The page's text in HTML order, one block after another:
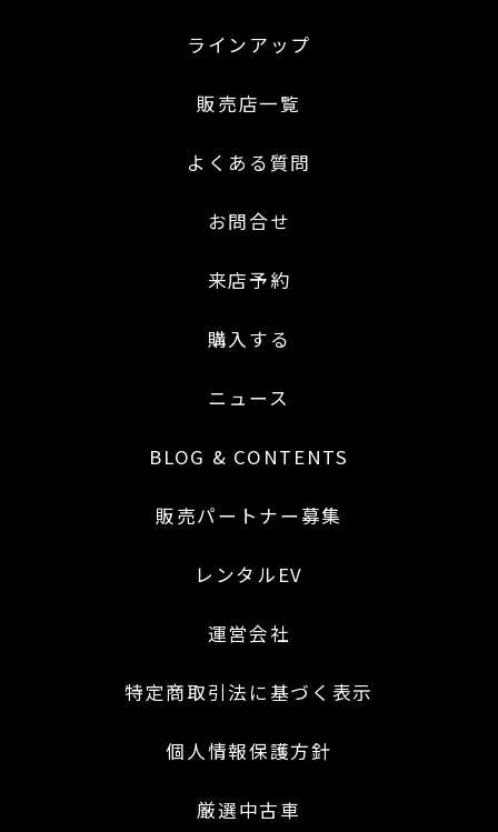
ラインアップ
販売店一覧
よくある質問
お問合せ
来店予約
購入する
ニュース
BLOG & CONTENTS
販売パートナー募集
レンタルEV
運営会社
特定商取引法に基づく表示
個人情報保護方針
厳選中古車